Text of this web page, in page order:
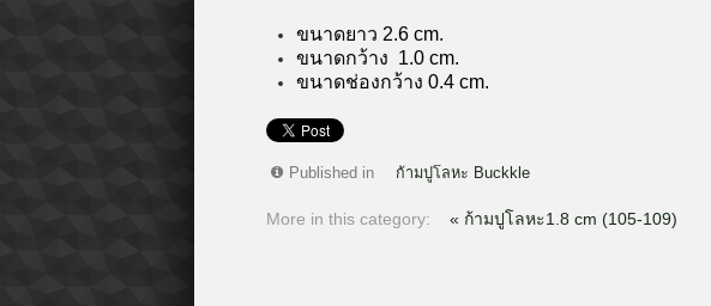
ขนาดยาว 2.6 cm.
ขนาดกว้าง 1.0 cm.
ขนาดช่องกว้าง 0.4 cm.
Published in ก้ามปูโลหะ Buckkle
More in this category: « ก้ามปูโลหะ1.8 cm (105-109)